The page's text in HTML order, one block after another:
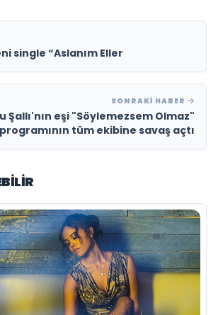
single “Aslanım Eller
SONRAKI HABER
Şallı'nın eşi "Söylemezsem Olmaz"
programının tüm ekibine savaş açtı